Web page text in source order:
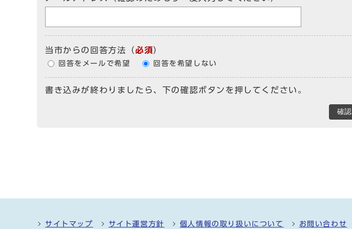
当市からの回答方法 （必須）
回答をメールで希望 回答を希望しない
書き込みが終わりましたら、下の確認ボタンを押してください。
確認
サイトマップ サイト運営方針 個人情報の取り扱いについて お問い合わせ